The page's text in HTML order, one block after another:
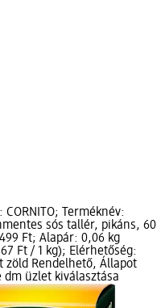
CORNITO; Terméknév:
sós tallér, pikáns, 60
Ft; Alapár: 0,06 kg
Ft / 1 kg); Elérhetőség:
zöld Rendelhető, Állapot
dm üzlet kiválasztása